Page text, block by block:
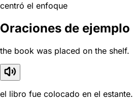
centró el enfoque
Oraciones de ejemplo
the book was placed on the shelf.
el libro fue colocado en el estante.